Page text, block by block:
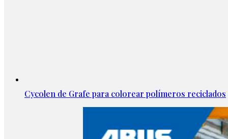
Cycolen de Grafe para colorear polímeros reciclados